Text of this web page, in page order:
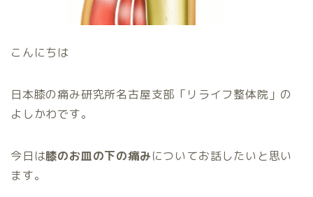
こんにちは
日本膝の痛み研究所名古屋支部「リライフ整体院」の
よしかわです。
今日は膝のお皿の下の痛みについてお話したいと思い
ます。